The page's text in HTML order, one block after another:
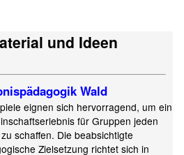
und Ideen
Wald
eignen sich hervorragend, um ein
für Gruppen jeden
schaffen. Die beabsichtigte
Zielsetzung richtet sich in